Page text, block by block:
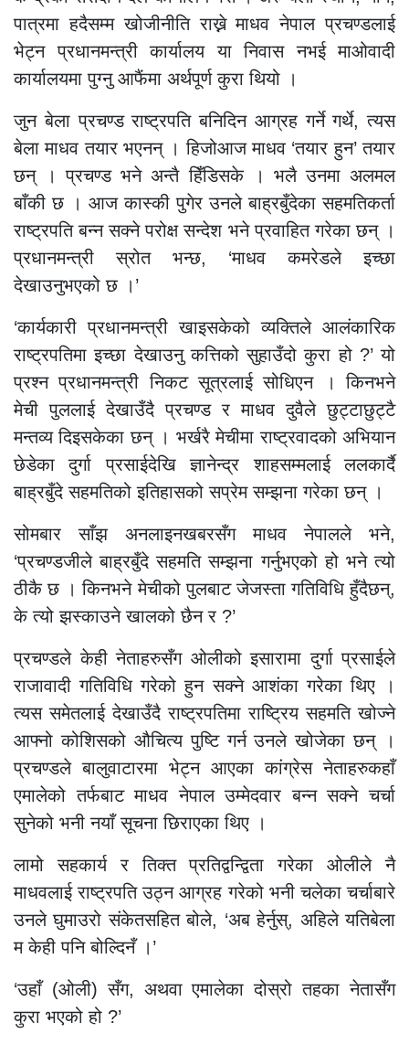
पात्रमा हदैसम्म खोजीनीति राख्ने माधव नेपाल प्रचण्डलाई
भेट्न प्रधानमन्त्री कार्यालय या निवास नभई माओवादी
कार्यालयमा पुग्नु आफैंमा अर्थपूर्ण कुरा थियो ।
जुन बेला प्रचण्ड राष्ट्रपति बनिदिन आग्रह गर्ने गर्थे, त्यस
बेला माधव तयार भएनन् । हिजोआज माधव ‘तयार हुन’ तयार
छन् । प्रचण्ड भने अन्तै हिँडिसके । भलै उनमा अलमल
बाँकी छ । आज कास्की पुगेर उनले बाह्रबुँदेका सहमतिकर्ता
राष्ट्रपति बन्न सक्ने परोक्ष सन्देश भने प्रवाहित गरेका छन् ।
प्रधानमन्त्री स्रोत भन्छ, ‘माधव कमरेडले इच्छा
देखाउनुभएको छ ।’
‘कार्यकारी प्रधानमन्त्री खाइसकेको व्यक्तिले आलंकारिक
राष्ट्रपतिमा इच्छा देखाउनु कत्तिको सुहाउँदो कुरा हो ?’ यो
प्रश्न प्रधानमन्त्री निकट सूत्रलाई सोधिएन । किनभने
मेची पुललाई देखाउँदै प्रचण्ड र माधव दुवैले छुट्टाछुट्टै
मन्तव्य दिइसकेका छन् । भर्खरै मेचीमा राष्ट्रवादको अभियान
छेडेका दुर्गा प्रसाईदेखि ज्ञानेन्द्र शाहसम्मलाई ललकार्दै
बाह्रबुँदे सहमतिको इतिहासको सप्रेम सम्झना गरेका छन् ।
सोमबार साँझ अनलाइनखबरसँग माधव नेपालले भने,
‘प्रचण्डजीले बाह्रबुँदे सहमति सम्झना गर्नुभएको हो भने त्यो
ठीकै छ । किनभने मेचीको पुलबाट जेजस्ता गतिविधि हुँदैछन्,
के त्यो झस्काउने खालको छैन र ?’
प्रचण्डले केही नेताहरुसँग ओलीको इसारामा दुर्गा प्रसाईले
राजावादी गतिविधि गरेको हुन सक्ने आशंका गरेका थिए ।
त्यस समेतलाई देखाउँदै राष्ट्रपतिमा राष्ट्रिय सहमति खोज्ने
आफ्नो कोशिसको औचित्य पुष्टि गर्न उनले खोजेका छन् ।
प्रचण्डले बालुवाटारमा भेट्न आएका कांग्रेस नेताहरुकहाँ
एमालेको तर्फबाट माधव नेपाल उम्मेदवार बन्न सक्ने चर्चा
सुनेको भनी नयाँ सूचना छिराएका थिए ।
लामो सहकार्य र तिक्त प्रतिद्वन्द्विता गरेका ओलीले नै
माधवलाई राष्ट्रपति उठ्न आग्रह गरेको भनी चलेका चर्चाबारे
उनले घुमाउरो संकेतसहित बोले, ‘अब हेर्नुस्, अहिले यतिबेला
म केही पनि बोल्दिनँ ।’
‘उहाँ (ओली) सँग, अथवा एमालेका दोस्रो तहका नेतासँग
कुरा भएको हो ?’